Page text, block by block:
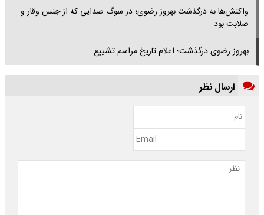
واکنش‌ها به درگذشت بهروز رضوی؛ در سوگ صدایی که از جنس وقار و
صلابت بود
بهروز رضوی درگذشت؛ اعلام تاریخ مراسم تشییع
ارسال نظر